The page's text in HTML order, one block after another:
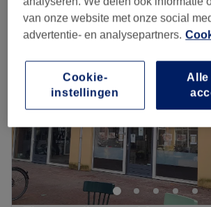
Dinsdag
Woensdag
Vrijdag
Zaterdag
Indulge in your next self-care moment at
for nails beauty.
Nearest public transport:
Just a few minutes walk from
van onze website met onze social
advertentie- en analysepartners.
Cookie-
instellingen